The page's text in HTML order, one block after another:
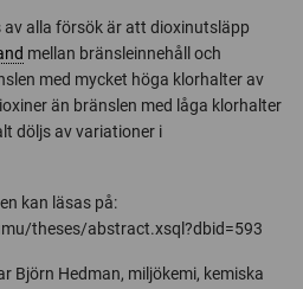
alla försök är att dioxinutsläpp
mellan bränsleinnehåll och
med mycket höga klorhalter av
än bränslen med låga klorhalter
döljs av variationer i
kan läsas på:
theses/abstract.xsql?dbid=593
Björn Hedman, miljökemi, kemiska